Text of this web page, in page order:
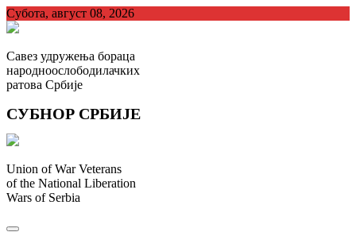
Skip
to
Субота, август 08, 2026
Савез удружења бораца
народноослободилачких
ратова Србије
СУБНОР СРБИЈЕ
Union of War Veterans
of the National Liberation
Wars of Serbia